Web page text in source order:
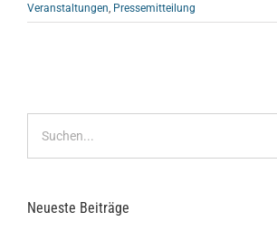
Veranstaltungen Pressemitteilung
nach:
Neueste Beiträge